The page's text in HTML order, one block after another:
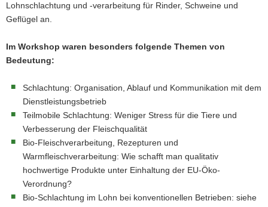
Lohnschlachtung und -verarbeitung für Rinder, Schweine und
Geflügel an.
Im Workshop waren besonders folgende Themen von
Bedeutung:
Schlachtung: Organisation, Ablauf und Kommunikation mit dem
Dienstleistungsbetrieb
Teilmobile Schlachtung: Weniger Stress für die Tiere und
Verbesserung der Fleischqualität
Bio-Fleischverarbeitung, Rezepturen und
Warmfleischverarbeitung: Wie schafft man qualitativ
hochwertige Produkte unter Einhaltung der EU-Öko-
Verordnung?
Bio-Schlachtung im Lohn bei konventionellen Betrieben: siehe